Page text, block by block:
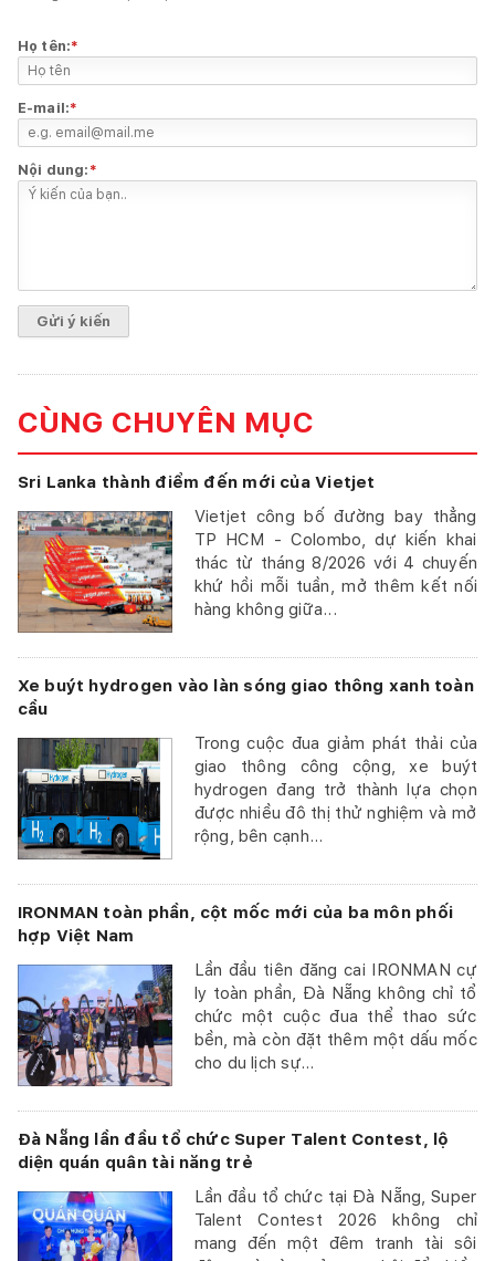
Họ tên:*
E-mail:*
Nội dung: *
CÙNG CHUYÊN MỤC
Sri Lanka thành điểm đến mới của Vietjet
Vietjet công bố đường bay thẳng
TP HCM - Colombo, dự kiến khai
thác từ tháng 8/2026 với 4 chuyến
khứ hồi mỗi tuần, mở thêm kết nối
hàng không giữa...
Xe buýt hydrogen vào làn sóng giao thông xanh toàn
cầu
Trong cuộc đua giảm phát thải của
giao thông công cộng, xe buýt
hydrogen đang trở thành lựa chọn
được nhiều đô thị thử nghiệm và mở
rộng, bên cạnh...
IRONMAN toàn phần, cột mốc mới của ba môn phối
hợp Việt Nam
Lần đầu tiên đăng cai IRONMAN cự
ly toàn phần, Đà Nẵng không chỉ tổ
chức một cuộc đua thể thao sức
bền, mà còn đặt thêm một dấu mốc
cho du lịch sự...
Đà Nẵng lần đầu tổ chức Super Talent Contest, lộ
diện quán quân tài năng trẻ
Lần đầu tổ chức tại Đà Nẵng, Super
Talent Contest 2026 không chỉ
mang đến một đêm tranh tài sôi